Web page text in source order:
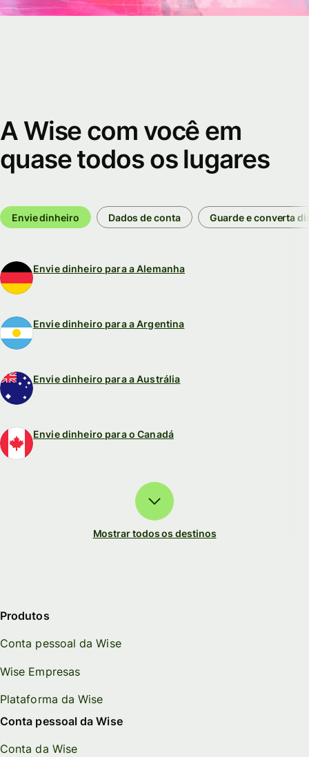
A Wise com você em
quase todos os lugares
Envie dinheiro Dados de conta Guarde e converta
Envie dinheiro para a Alemanha
Envie dinheiro para a Argentina
Envie dinheiro para a Austrália
Envie dinheiro para o Canadá
Mostrar todos os destinos
Produtos
Conta pessoal da Wise
Wise Empresas
Plataforma da Wise
Conta pessoal da Wise
Conta da Wise